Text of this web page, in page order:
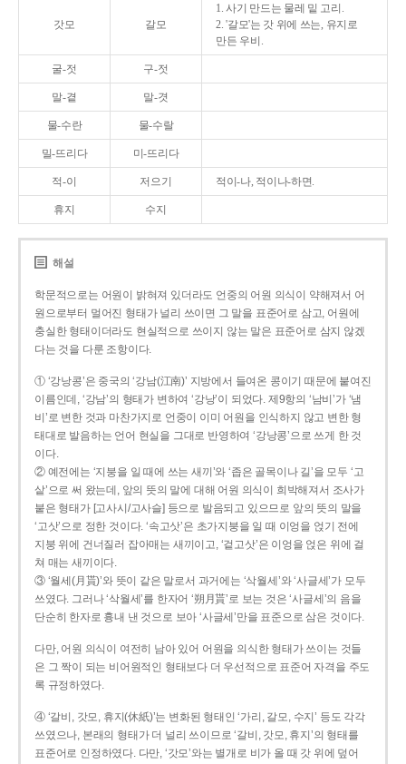
갓모 갈모
1. 사기 만드는 물레 밑 고리.
2. '갈모'는 갓 위에 쓰는, 유지로
만든 우비.
굴-젓 구-젓
말-곁 말-겻
물-수란 물-수랄
밀-뜨리다 미-뜨리다
적-이 저으기 적이-나, 적이나-하면.
휴지 수지
해설
학문적으로는 어원이 밝혀져 있더라도 언중의 어원 의식이 약해져서 어
원으로부터 멀어진 형태가 널리 쓰이면 그 말을 표준어로 삼고, 어원에
충실한 형태이더라도 현실적으로 쓰이지 않는 말은 표준어로 삼지 않겠
다는 것을 다룬 조항이다.
① ‘강낭콩’은 중국의 ‘강남(江南)’ 지방에서 들여온 콩이기 때문에 붙여진
이름인데, ‘강남’의 형태가 변하여 ‘강낭’이 되었다. 제9항의 ‘남비’가 ‘냄
비’로 변한 것과 마찬가지로 언중이 이미 어원을 인식하지 않고 변한 형
태대로 발음하는 언어 현실을 그대로 반영하여 ‘강낭콩’으로 쓰게 한 것
이다.
② 예전에는 ‘지붕을 일 때에 쓰는 새끼’와 ‘좁은 골목이나 길’을 모두 ‘고
샅’으로 써 왔는데, 앞의 뜻의 말에 대해 어원 의식이 희박해져서 조사가
붙은 형태가 [고사시/고사슬] 등으로 발음되고 있으므로 앞의 뜻의 말을
‘고삿’으로 정한 것이다. ‘속고삿’은 초가지붕을 일 때 이엉을 얹기 전에
지붕 위에 건너질러 잡아매는 새끼이고, ‘겉고삿’은 이엉을 얹은 위에 걸
쳐 매는 새끼이다.
③ ‘월세(月貰)’와 뜻이 같은 말로서 과거에는 ‘삭월세’와 ‘사글세’가 모두
쓰였다. 그러나 ‘삭월세’를 한자어 ‘朔月貰’로 보는 것은 ‘사글세’의 음을
단순히 한자로 흉내 낸 것으로 보아 ‘사글세’만을 표준으로 삼은 것이다.
다만, 어원 의식이 여전히 남아 있어 어원을 의식한 형태가 쓰이는 것들
은 그 짝이 되는 비어원적인 형태보다 더 우선적으로 표준어 자격을 주도
록 규정하였다.
④ ‘갈비, 갓모, 휴지(休紙)’는 변화된 형태인 ‘가리, 갈모, 수지’ 등도 각각
쓰였으나, 본래의 형태가 더 널리 쓰이므로 ‘갈비, 갓모, 휴지’의 형태를
표준어로 인정하였다. 다만, ‘갓모’와는 별개로 비가 올 때 갓 위에 덮어